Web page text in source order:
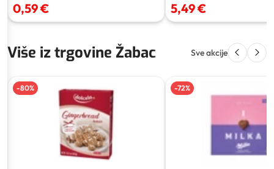
0,59 € 5,49 €
Više iz trgovine Žabac Sve akcije
-80% -72%